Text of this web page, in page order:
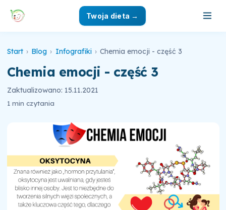
Twoja dieta →
Start › Blog › Infografiki › Chemia emocji - część 3
Chemia emocji - część 3
Zaktualizowano: 15.11.2021
1 min czytania